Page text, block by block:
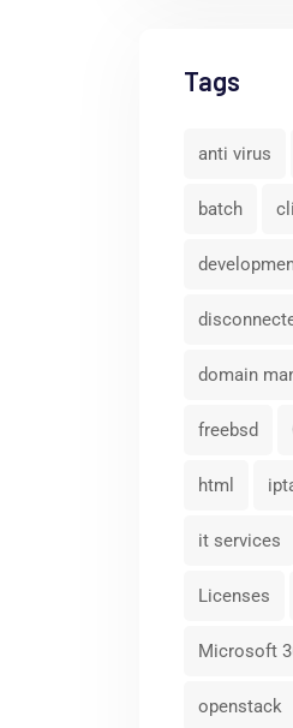
Tags
anti virus
batch cli
domain
freebsd
html
it services
Licenses
Microsoft
openstack